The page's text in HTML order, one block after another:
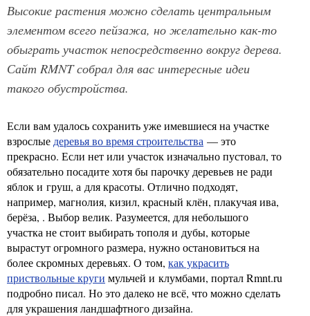
Высокие растения можно сделать центральным
элементом всего пейзажа, но желательно как-то
обыграть участок непосредственно вокруг дерева.
Сайт RMNT собрал для вас интересные идеи
такого обустройства.
Если вам удалось сохранить уже имевшиеся на участке
взрослые деревья во время строительства — это
прекрасно. Если нет или участок изначально пустовал, то
обязательно посадите хотя бы парочку деревьев не ради
яблок и груш, а для красоты. Отлично подходят,
например, магнолия, кизил, красный клён, плакучая ива,
берёза, . Выбор велик. Разумеется, для небольшого
участка не стоит выбирать тополя и дубы, которые
вырастут огромного размера, нужно остановиться на
более скромных деревьях. О том, как украсить
приствольные круги мульчей и клумбами, портал Rmnt.ru
подробно писал. Но это далеко не всё, что можно сделать
для украшения ландшафтного дизайна.